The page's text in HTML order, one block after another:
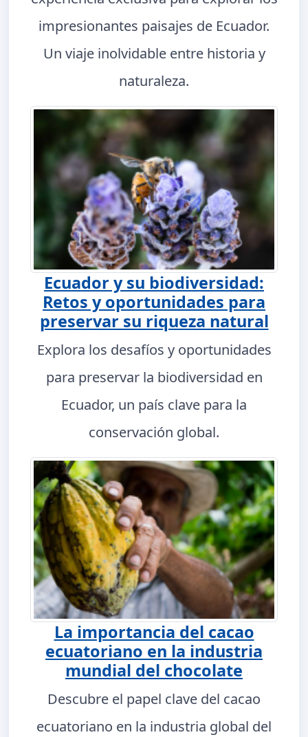
impresionantes paisajes de Ecuador.
Un viaje inolvidable entre historia y
naturaleza.
Ecuador y su biodiversidad:
Retos y oportunidades para
preservar su riqueza natural
Explora los desafíos y oportunidades
para preservar la biodiversidad en
Ecuador, un país clave para la
conservación global.
La importancia del cacao
ecuatoriano en la industria
mundial del chocolate
Descubre el papel clave del cacao
ecuatoriano en la industria global del